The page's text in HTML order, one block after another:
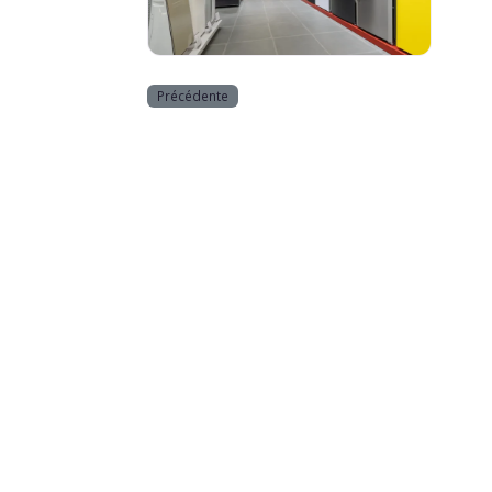
Equipement de la maison
Précédente